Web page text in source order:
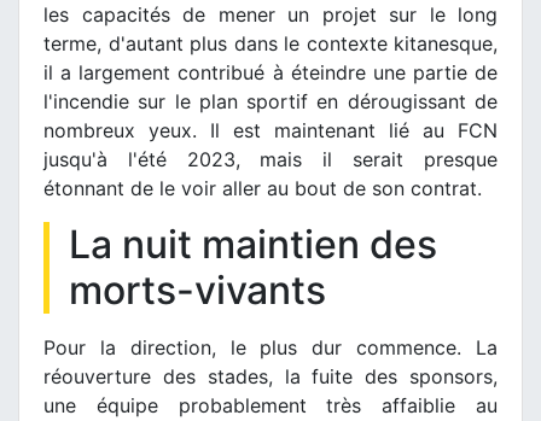
les capacités de mener un projet sur le long
terme, d'autant plus dans le contexte kitanesque,
il a largement contribué à éteindre une partie de
l'incendie sur le plan sportif en dérougissant de
nombreux yeux. Il est maintenant lié au FCN
jusqu'à l'été 2023, mais il serait presque
étonnant de le voir aller au bout de son contrat.
La nuit maintien des
morts-vivants
Pour la direction, le plus dur commence. La
réouverture des stades, la fuite des sponsors,
une équipe probablement très affaiblie au